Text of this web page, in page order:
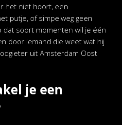
het niet hoort, een
putje, of simpelweg geen
dat soort momenten wil je één
door iemand die weet wat hij
uit Amsterdam Oost
je een